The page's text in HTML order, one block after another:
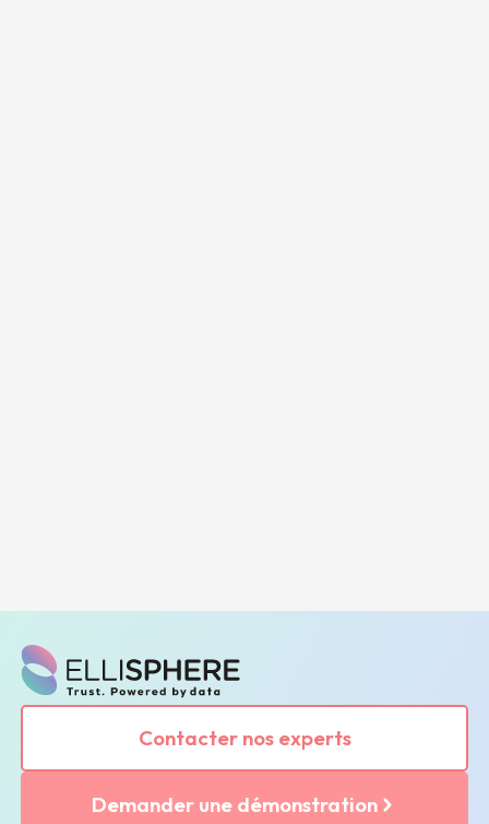
Contacter nos experts
Demander une démonstration